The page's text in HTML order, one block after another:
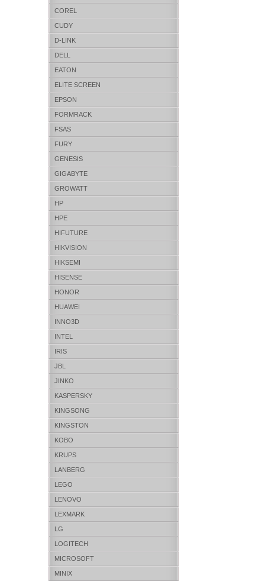
COREL
CUDY
D-LINK
DELL
EATON
ELITE SCREEN
EPSON
FORMRACK
FSAS
FURY
GENESIS
GIGABYTE
GROWATT
HP
HPE
HIFUTURE
HIKVISION
HIKSEMI
HISENSE
HONOR
HUAWEI
INNO3D
INTEL
IRIS
JBL
JINKO
KASPERSKY
KINGSONG
KINGSTON
KOBO
KRUPS
LANBERG
LEGO
LENOVO
LEXMARK
LG
LOGITECH
MICROSOFT
MINIX